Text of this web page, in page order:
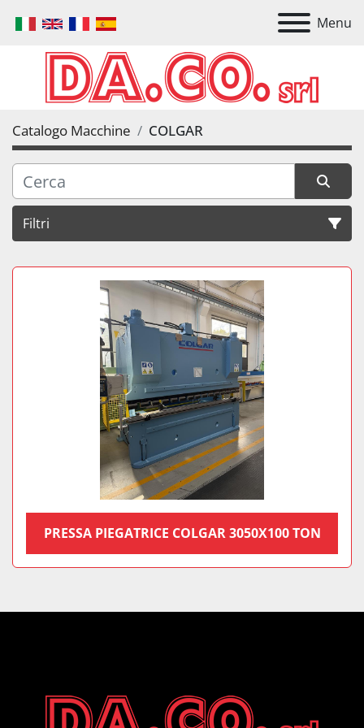
Menu
Catalogo Macchine COLGAR
Filtri
Tutte le categorie
Ordina per
PRESSA PIEGATRICE COLGAR 3050X100 TON